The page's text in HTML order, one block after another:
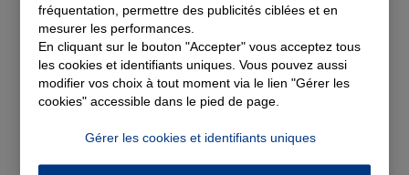
Comment choisir l'assurance
habitation à Boulogne-
Billancourt adaptée à vos
besoins ?
fréquentation, permettre des publicités ciblées et en
mesurer les performances.
En cliquant sur le bouton "Accepter" vous acceptez tous
les cookies et identifiants uniques. Vous pouvez aussi
modifier vos choix à tout moment via le lien "Gérer les
cookies" accessible dans le pied de page.
Gérer les cookies et identifiants uniques